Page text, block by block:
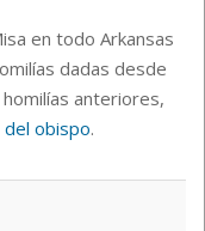
en todo Arkansas
dadas desde
anteriores,
del obispo.